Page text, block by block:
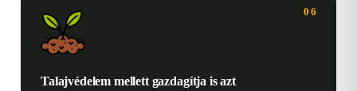
06
Talajvédelem mellett gazdagítja is azt